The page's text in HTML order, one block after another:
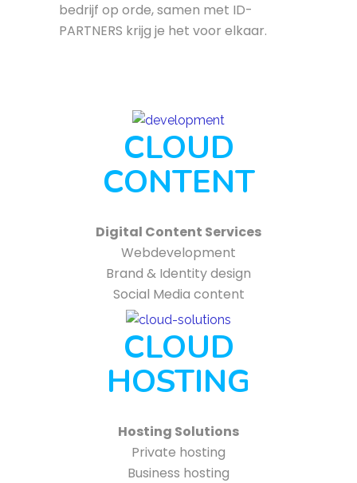
bedrijf op orde, samen met ID-
PARTNERS krijg je het voor elkaar.
CLOUD
CONTENT
Digital Content Services
Webdevelopment
Brand & Identity design
Social Media content
CLOUD
HOSTING
Hosting Solutions
Private hosting
Business hosting